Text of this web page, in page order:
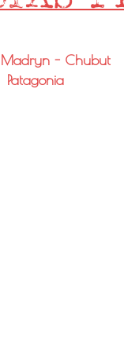
Madryn - Chubut
Patagonia